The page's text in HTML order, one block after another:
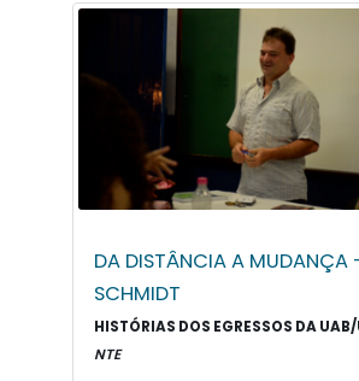
DA DISTÂNCIA A MUDANÇA
SCHMIDT
HISTÓRIAS DOS EGRESSOS DA
NTE